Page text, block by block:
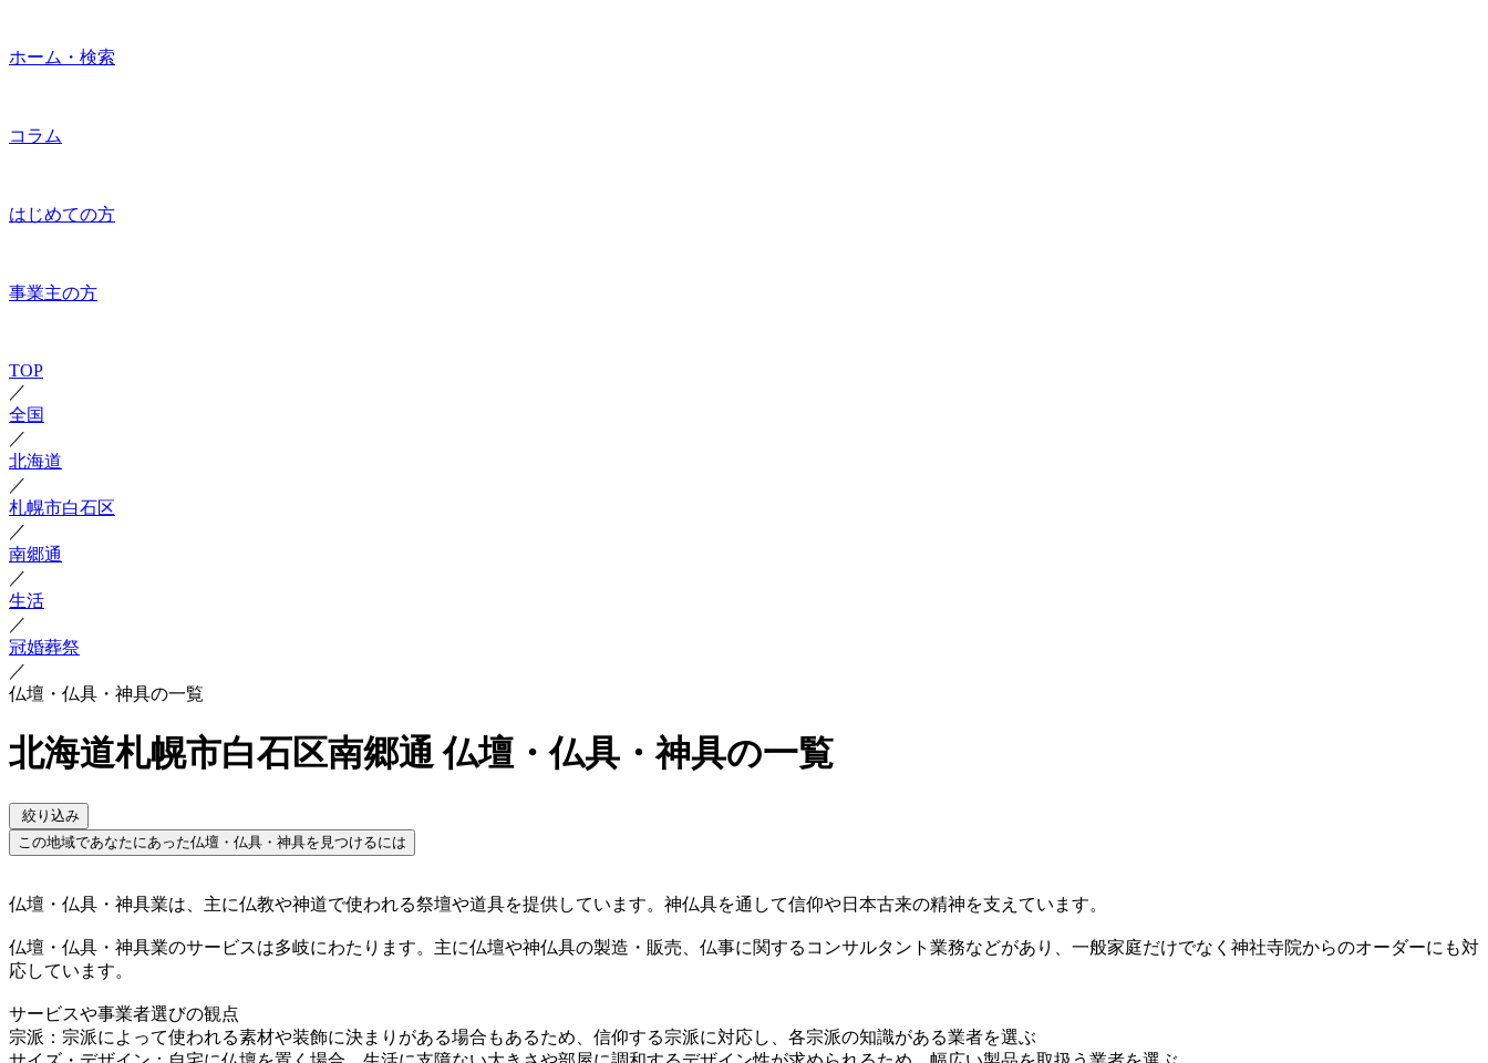
ホーム・検索
コラム
はじめての方
事業主の方
TOP
／
全国
／
北海道
／
札幌市白石区
／
南郷通
／
生活
／
冠婚葬祭
／
仏壇・仏具・神具の一覧
北海道札幌市白石区南郷通 仏壇・仏具・神具の一覧
絞り込み
この地域であなたにあった仏壇・仏具・神具を見つけるには
仏壇・仏具・神具業は、主に仏教や神道で使われる祭壇や道具を提供しています。神仏具を通して信仰や日本古来の精神を支えています。
仏壇・仏具・神具業のサービスは多岐にわたります。主に仏壇や神仏具の製造・販売、仏事に関するコンサルタント業務などがあり、一般家庭だけでなく神社寺院からのオーダーにも対
応しています。
サービスや事業者選びの観点
宗派：宗派によって使われる素材や装飾に決まりがある場合もあるため、信仰する宗派に対応し、各宗派の知識がある業者を選ぶ